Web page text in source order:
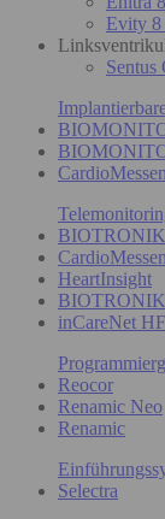
Evity
Sentus
HeartInsight
inCareNet HF
Reocor
Renamic Neo
Renamic
Selectra